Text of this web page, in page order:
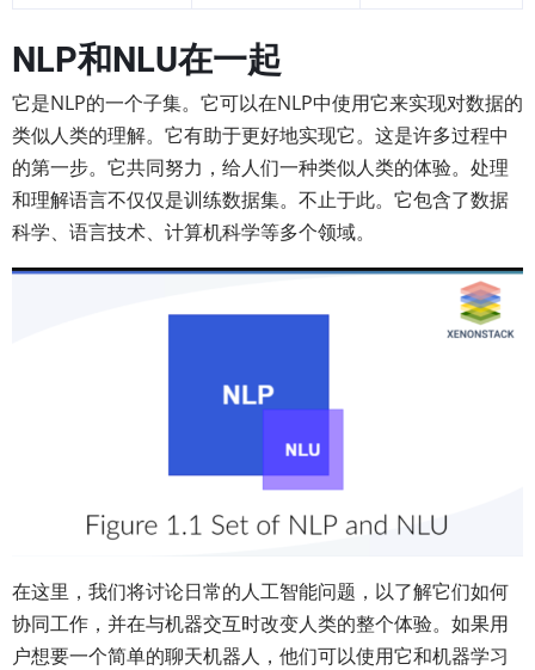
NLP和NLU在一起
它是NLP的一个子集。它可以在NLP中使用它来实现对数据的
类似人类的理解。它有助于更好地实现它。这是许多过程中
的第一步。它共同努力，给人们一种类似人类的体验。处理
和理解语言不仅仅是训练数据集。不止于此。它包含了数据
科学、语言技术、计算机科学等多个领域。
在这里，我们将讨论日常的人工智能问题，以了解它们如何
协同工作，并在与机器交互时改变人类的整个体验。如果用
户想要一个简单的聊天机器人，他们可以使用它和机器学习